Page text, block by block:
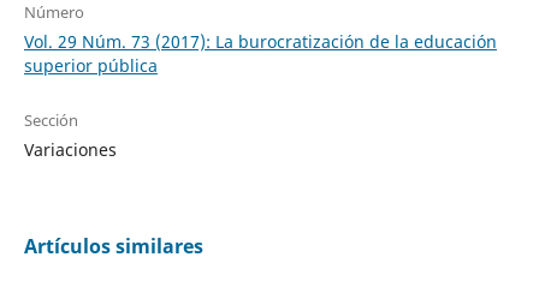
Número
Vol. 29 Núm. 73 (2017): La burocratización de la educación
superior pública
Sección
Variaciones
Artículos similares